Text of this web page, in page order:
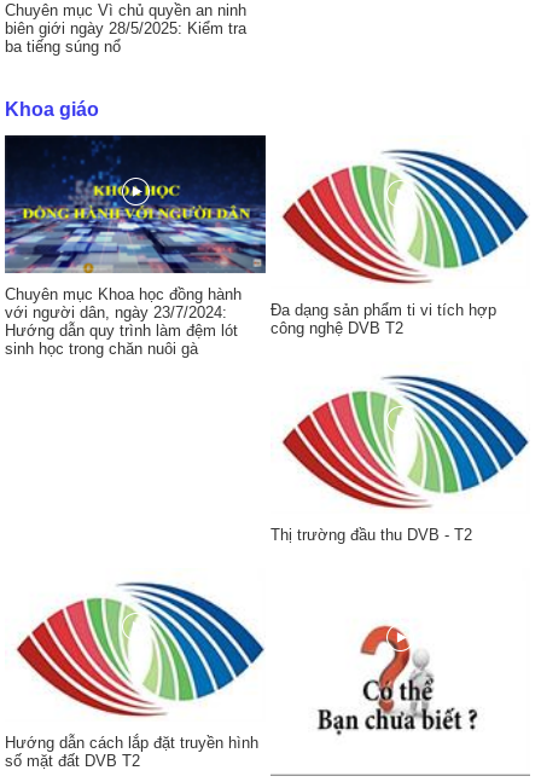
Chuyên mục Vì chủ quyền an ninh
biên giới ngày 28/5/2025: Kiểm tra
ba tiếng súng nổ
Khoa giáo
Chuyên mục Khoa học đồng hành
với người dân, ngày 23/7/2024:
Hướng dẫn quy trình làm đệm lót
sinh học trong chăn nuôi gà
Đa dạng sản phẩm ti vi tích hợp
công nghệ DVB T2
Thị trường đầu thu DVB - T2
Hướng dẫn cách lắp đặt truyền hình
số mặt đất DVB T2